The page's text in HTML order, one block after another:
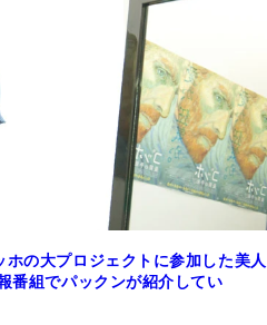
ホの大プロジェクトに参加した美人
番組でパックンが紹介してい